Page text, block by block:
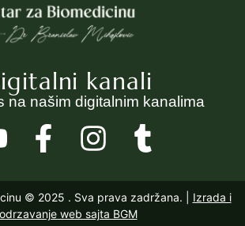
kanali
na našim digitalnim kanalima
© 2025 . Sva prava zadržana. | Izrada i
odrzavanje web sajta BGM